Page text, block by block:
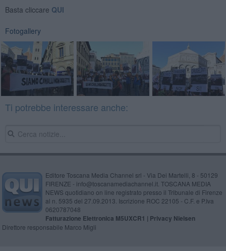
Basta cliccare QUI
Fotogallery
Ti potrebbe interessare anche:
Editore Toscana Media Channel srl - Via Dei Martelli, 8 - 50129
FIRENZE - info@toscanamediachannel.it. TOSCANA MEDIA
NEWS quotidiano on line registrato presso il Tribunale di Firenze
al n. 5935 del 27.09.2013. Iscrizione ROC 22105 - C.F. e P.Iva
0620787048
Fatturazione Elettronica M5UXCR1 | Privacy Nielsen
Direttore responsabile Marco Migli